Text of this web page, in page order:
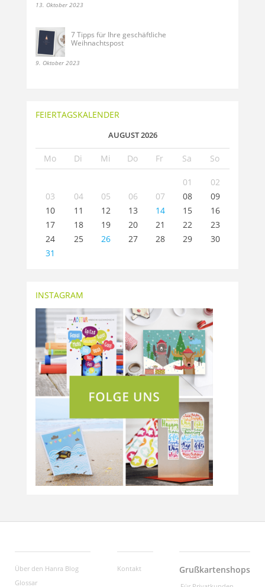
13. Oktober 2023
7 Tipps für Ihre geschäftliche
Weihnachtspost
9. Oktober 2023
FEIERTAGSKALENDER
AUGUST 2026
Mo Di Mi Do Fr Sa So
01
02
03
04 05 06 07 08
09
10
11 12 13 14 15
16
17
18 19 20 21 22
23
24
25 26 27 28 29
30
31
INSTAGRAM
Über den Hanra Blog
Glossar
Kontakt Grußkartenshops